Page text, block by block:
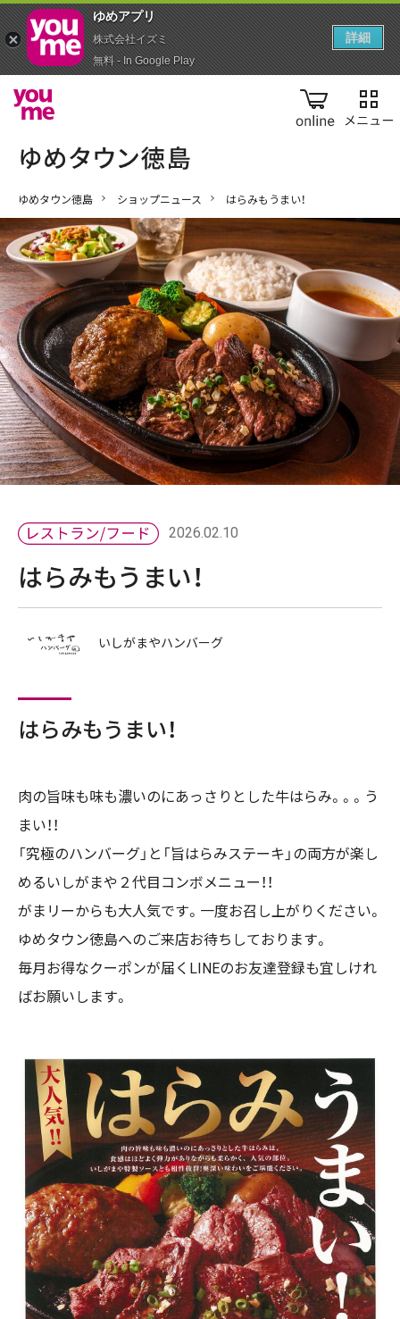
online
ゆめタウン徳島 ショップニュース はらみもうまい！
2026.02.10
はらみもうまい！
いしがまやハンバーグ
はらみもうまい！
肉の旨味も味も濃いのにあっさりとした牛はらみ。。。う
まい！！
「究極のハンバーグ」と「旨はらみステーキ」の両方が楽し
めるいしがまや２代目コンボメニュー！！
がまリーからも大人気です。一度お召し上がりください。
ゆめタウン徳島へのご来店お待ちしております。
毎月お得なクーポンが届くLINEのお友達登録も宜しけれ
ばお願いします。
ゆめアプ‪リ‬
株式会社イズミ
無料 - In Google Play
詳細